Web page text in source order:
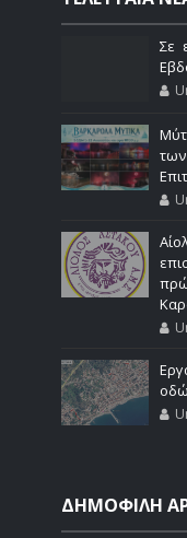
Σε
ΔΗΜΟΦΙΛΗ